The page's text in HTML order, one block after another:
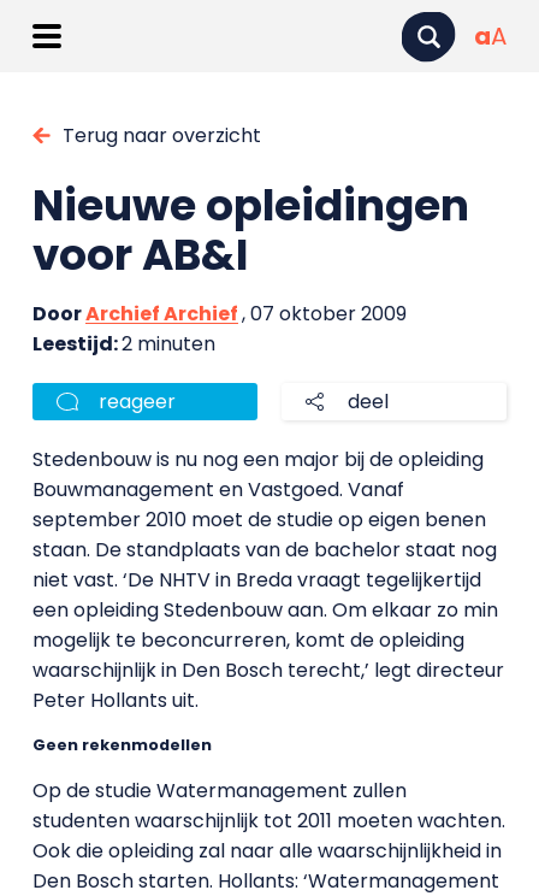
aA
Terug naar overzicht
Nieuwe opleidingen
voor AB&I
DoorArchief Archief, 07 oktober 2009
Leestijd:2 minuten
reageer deel
Stedenbouw is nu nog een major bij de opleiding
Bouwmanagement en Vastgoed. Vanaf
september 2010 moet de studie op eigen benen
staan. De standplaats van de bachelor staat nog
niet vast. ‘De NHTV in Breda vraagt tegelijkertijd
een opleiding Stedenbouw aan. Om elkaar zo min
mogelijk te beconcurreren, komt de opleiding
waarschijnlijk in Den Bosch terecht,’ legt directeur
Peter Hollants uit.
Geen rekenmodellen
Op de studie Watermanagement zullen
studenten waarschijnlijk tot 2011 moeten wachten.
Ook die opleiding zal naar alle waarschijnlijkheid in
Den Bosch starten. Hollants: ‘Watermanagement